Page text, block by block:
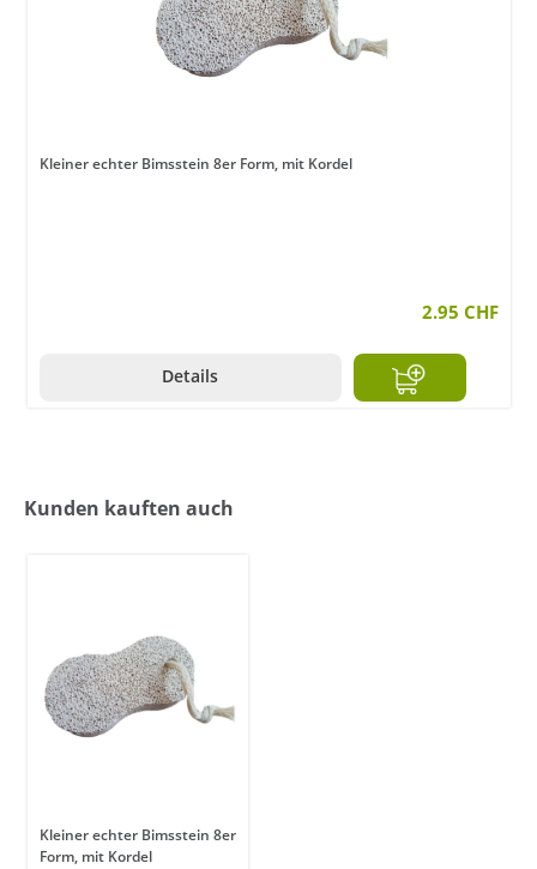
Kleiner echter Bimsstein 8er Form, mit Kordel
2.95 CHF
Details
Kunden kauften auch
Kleiner echter Bimsstein 8er
Form, mit Kordel